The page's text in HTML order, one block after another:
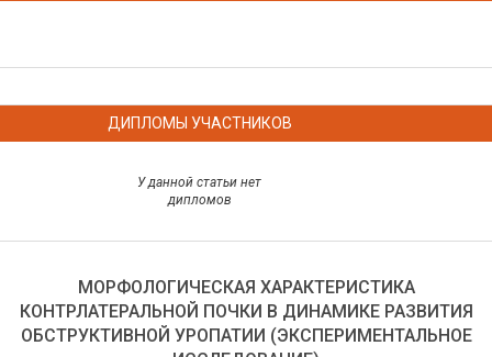
ДИПЛОМЫ УЧАСТНИКОВ
У данной статьи нет
дипломов
МОРФОЛОГИЧЕСКАЯ ХАРАКТЕРИСТИКА
КОНТРЛАТЕРАЛЬНОЙ ПОЧКИ В ДИНАМИКЕ РАЗВИТИЯ
ОБСТРУКТИВНОЙ УРОПАТИИ (ЭКСПЕРИМЕНТАЛЬНОЕ